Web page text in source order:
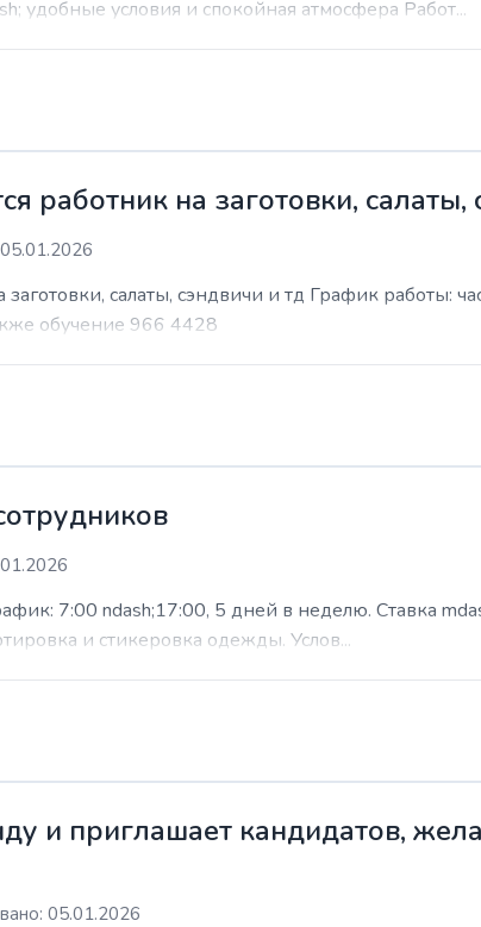
удобные условия и спокойная атмосфера Работ...
работник на заготовки, салаты,
салаты, сэндвичи и тд График работы:
обучение 966 4428
7:00 ndash;17:00, 5 дней в неделю. Ставка
и стикеровка одежды. Услов...
и приглашает кандидатов,
05.01.2026